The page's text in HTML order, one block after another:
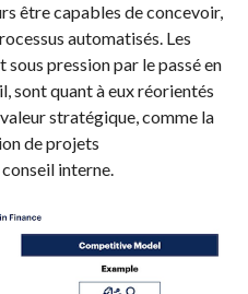
être capables de concevoir,
automatisés. Les
pression par le passé en
sont quant à eux réorientés
stratégique, comme la
de projets
interne.